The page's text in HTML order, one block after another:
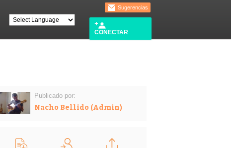
Sugerencias
CONECTAR
Publicado por:
Nacho Bellido (Admin)